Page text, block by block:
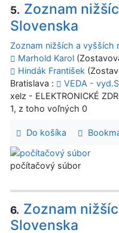
5. Zoznam
Slovenska
Zoznam nižších a vyšších
Marhold Karol
Hindák František
Bratislava :
VEDA -
xelz - ELEKTRONICKÉ
1, z toho voľných 0
Do košíka
počítačový súbor
6. Zoznam
Slovenska